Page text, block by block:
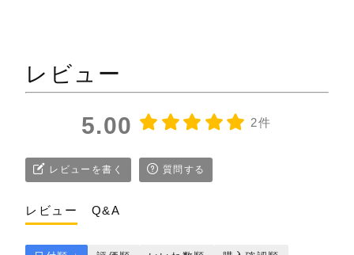
と、ついつい手を出してしまいます。しかし、
いざ食べてみると、…本来の抹茶の美味しさ
を感じられないものが多くあります。
今回いただいたこちらの商品！！食べて感動
抹茶の本来の美味しさを感じられるクッキー
に広がり、美味しすぎて感動しました。ま
よりも厚みがあり、サクッ！ほろっ！食感で、
レビュー
5.00 2件
レビューを書く 質問する
レビュー Q&A